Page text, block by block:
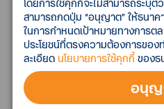
เพราะชีวิตฟรีแลนซ์ไม่มีสวัสดิ
จ่ายค่ารักษาพยาบาลด้วยตัว
ความเสี่ยงจากความไม่แน่นอ
ต้องรู้จักวางเป้าหมาย ทำตาม
สามารถกดปุ่ม “อนุญาต” ให้ธนาค
ในการกำหนดเป้าหมายทางการต
ประโยชน์ที่ตรงความต้องการขอ
ละเอียด นโยบายการใช้คุกกี้ของธ
อนุ